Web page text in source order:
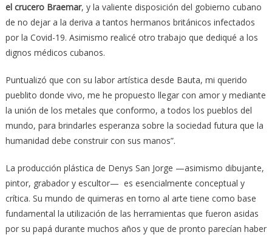
el crucero Braemar, y la valiente disposición del gobierno cubano
de no dejar a la deriva a tantos hermanos británicos infectados
por la Covid-19. Asimismo realicé otro trabajo que dediqué a los
dignos médicos cubanos.
Puntualizó que con su labor artística desde Bauta, mi querido
pueblito donde vivo, me he propuesto llegar con amor y mediante
la unión de los metales que conformo, a todos los pueblos del
mundo, para brindarles esperanza sobre la sociedad futura que la
humanidad debe construir con sus manos”.
La producción plástica de Denys San Jorge —asimismo dibujante,
pintor, grabador y escultor— es esencialmente conceptual y
crítica. Su mundo de quimeras en torno al arte tiene como base
fundamental la utilización de las herramientas que fueron asidas
por su papá durante muchos años y que de pronto parecían haber